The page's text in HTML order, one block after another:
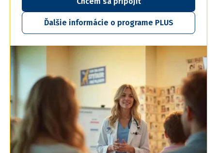
Ďalšie informácie o programe PLUS